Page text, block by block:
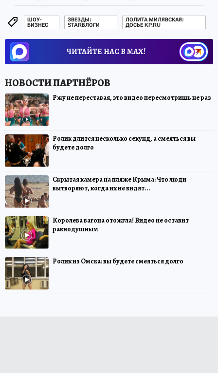
ШОУ-
БИЗНЕС
ЗВЕЗДЫ:
STARБЛОГИ
ЛОЛИТА МИЛЯВСКАЯ:
ДОСЬЕ KP.RU
ЧИТАЙТЕ НАС В МАХ!
Ржу не переставая, это видео пересмотришь не раз
Ролик длится несколько секунд, а смеяться вы
будете долго
Скрытая камера на пляже Крыма: Что люди
вытворяют, когда их не видят...
Королева вагона отожгла! Видео не оставит
равнодушным
Ролик из Омска: вы будете смеяться долго